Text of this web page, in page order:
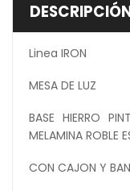
Linea IRON
MESA DE LUZ
BASE HIERRO
MELAMINA ROBLE
CON CAJON Y